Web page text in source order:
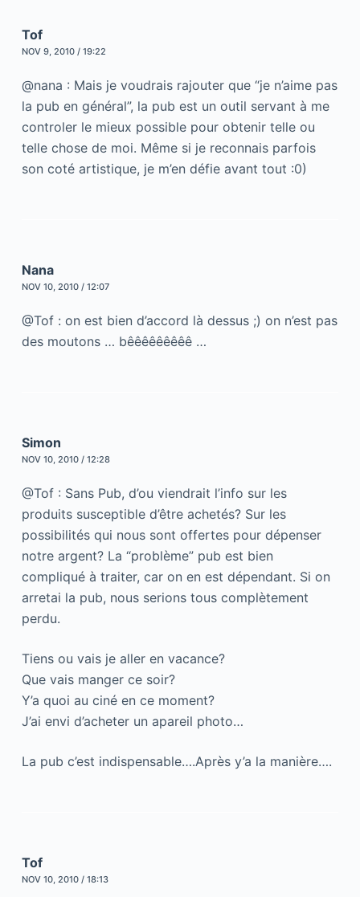
Tof
NOV 9, 2010 / 19:22
@nana : Mais je voudrais rajouter que “je n’aime pas
la pub en général”, la pub est un outil servant à me
controler le mieux possible pour obtenir telle ou
telle chose de moi. Même si je reconnais parfois
son coté artistique, je m’en défie avant tout :0)
Nana
NOV 10, 2010 / 12:07
@Tof : on est bien d’accord là dessus ;) on n’est pas
des moutons … bêêêêêêêêê …
Simon
NOV 10, 2010 / 12:28
@Tof : Sans Pub, d’ou viendrait l’info sur les
produits susceptible d’être achetés? Sur les
possibilités qui nous sont offertes pour dépenser
notre argent? La “problème” pub est bien
compliqué à traiter, car on en est dépendant. Si on
arretai la pub, nous serions tous complètement
perdu.
Tiens ou vais je aller en vacance?
Que vais manger ce soir?
Y’a quoi au ciné en ce moment?
J’ai envi d’acheter un apareil photo…
La pub c’est indispensable….Après y’a la manière….
Tof
NOV 10, 2010 / 18:13